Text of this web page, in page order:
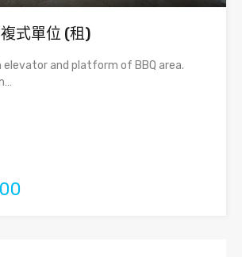
式單位 (租)
and platform of BBQ area.